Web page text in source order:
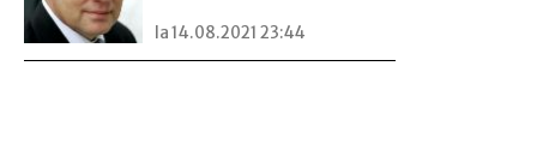
la 14.08.2021 23:44